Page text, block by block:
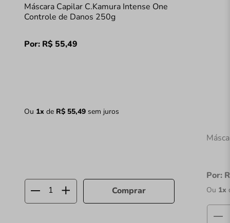
Máscara Capilar C.Kamura Intense One
Controle de Danos 250g
Por: R$ 55,49
Ou 1x de R$ 55,49sem juros
Comprar
Por:
Ou 1x